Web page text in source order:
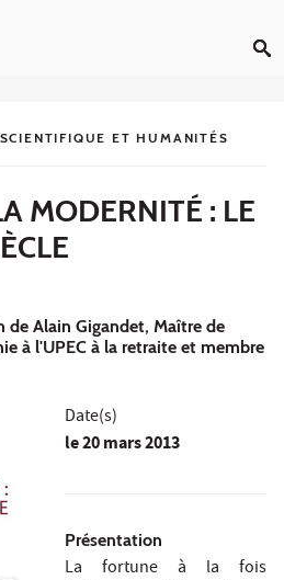
ET HUMANITÉS
MODERNITÉ : LE
de Alain Gigandet, Maître de
à l'UPEC à la retraite et membre
Date(s)
le20 mars 2013
Présentation
La fortune à la fois